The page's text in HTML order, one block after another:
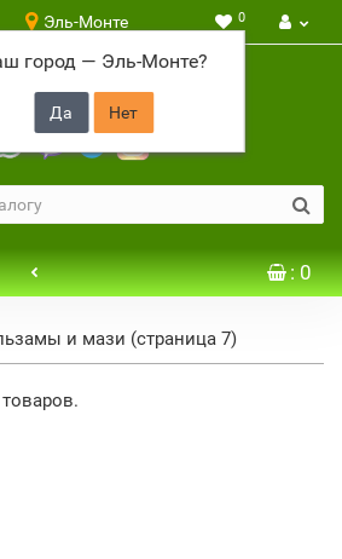
Эль-Монте
город — Эль-Монте?
0
917 646 65 48
: 0
и мази (страница 7)